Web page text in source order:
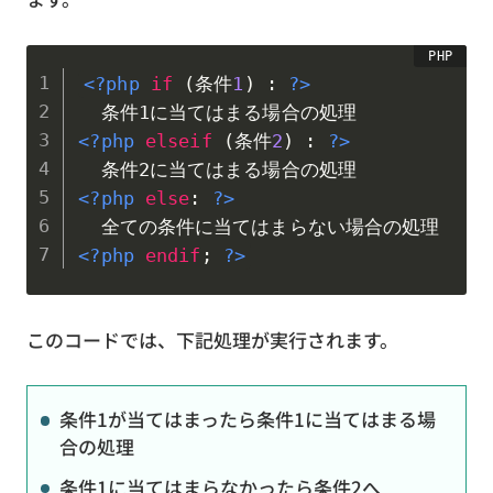
<?php if (条件1 ) :
?>
<?php elseif (条件2 ) :
?>
<?php else :
?>
<?php endif ; ?>
このコードでは、下記処理が実行されます。
条件1が当てはまったら条件1に当てはまる場
合の処理
条件1に当てはまらなかったら条件2へ